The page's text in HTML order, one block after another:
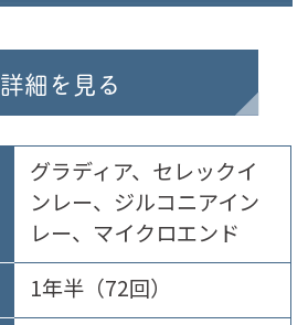
詳細を見る
グラディア、セレックイ
ンレー、ジルコニアイン
レー、マイクロエンド
1年半（72回）